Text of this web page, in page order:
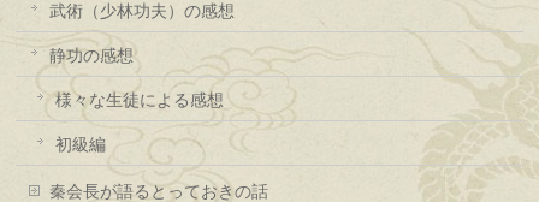
武術（少林功夫）の感想
静功の感想
様々な生徒による感想
初級編
秦会長が語るとっておきの話